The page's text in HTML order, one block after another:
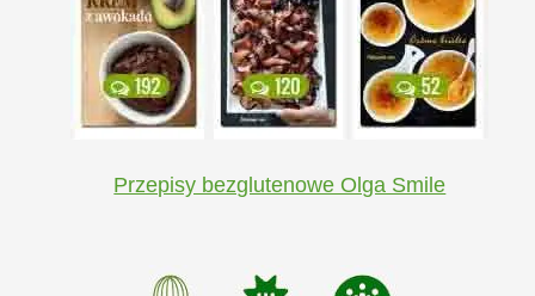
Przepisy bezglutenowe Olga Smile